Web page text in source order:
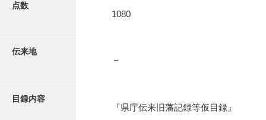
点数
1080
伝来地
－
目録内容
『県庁伝来旧藩記録等仮目録』